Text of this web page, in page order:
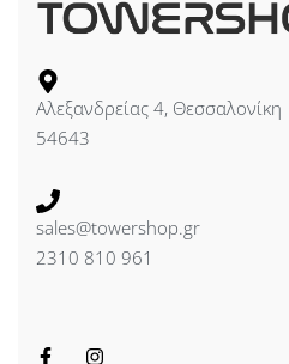
Αλεξανδρείας 4, Θεσσαλονίκη
54643
sales@towershop.gr
2310 810 961